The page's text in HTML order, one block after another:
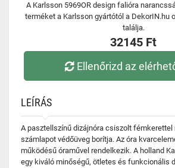
A Karlsson 5969OR design falióra
terméket a Karlsson gyártótól a DekorIN.hu
találja.
32145 Ft
Ellenőrizd az
LEÍRÁS
A pasztellszínű dizájnóra csiszolt fémkerettel
számlapot védőüveg borítja. Az óra
működésű óraművel rendelkezik. A holland
egy kiváló minőségű, ötletes és funkcionális